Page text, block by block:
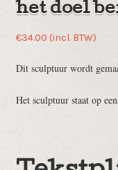
het doel
€34.00 (incl. BTW)
Dit sculptuur wordt
Het sculptuur staat op